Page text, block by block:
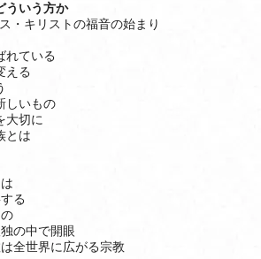
いう方か
キリストの福音の始まり
ている
る
いもの
切に
は
る
の中で開眼
全世界に広がる宗教